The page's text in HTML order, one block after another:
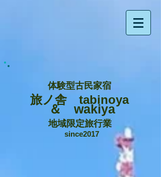
体験型古民家宿
旅ノ舎 tabinoya
＆ wakiya
地域限定旅行業
since2017